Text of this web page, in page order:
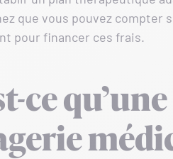
que vous pouvez compter
pour financer ces frais.
ce